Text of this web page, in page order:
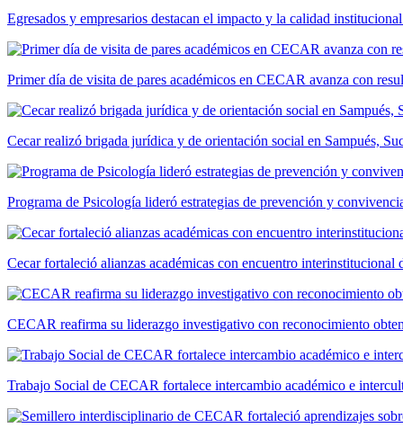
Egresados y empresarios destacan el impacto y la calidad
Primer día de visita de pares académicos en CECAR avanza con
Cecar realizó brigada jurídica y de orientación social en Sampués,
Programa de Psicología lideró estrategias de prevención y
Cecar fortaleció alianzas académicas con encuentro interinstitucional
CECAR reafirma su liderazgo investigativo con reconocimiento
Trabajo Social de CECAR fortalece intercambio académico e